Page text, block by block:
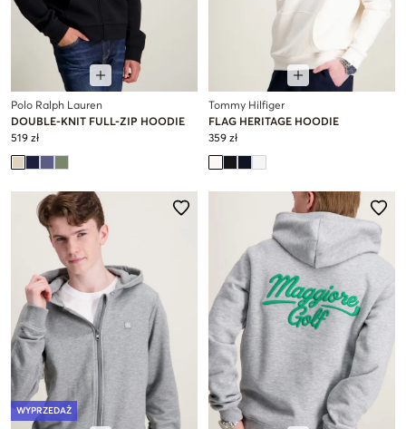
Polo Ralph Lauren
DOUBLE-KNIT FULL-ZIP HOODIE
519 zł
Tommy Hilfiger
FLAG HERITAGE HOODIE
359 zł
WYPRZEDAŻ